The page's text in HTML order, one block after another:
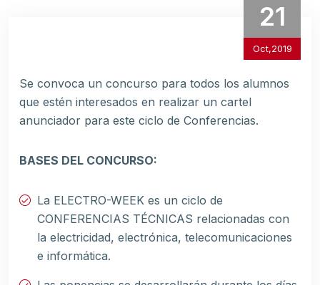
21
Oct,2019
Se convoca un concurso para todos los alumnos
que estén interesados en realizar un cartel
anunciador para este ciclo de Conferencias.
BASES DEL CONCURSO:
La ELECTRO-WEEK es un ciclo de
CONFERENCIAS TÉCNICAS relacionadas con
la electricidad, electrónica, telecomunicaciones
e informática.